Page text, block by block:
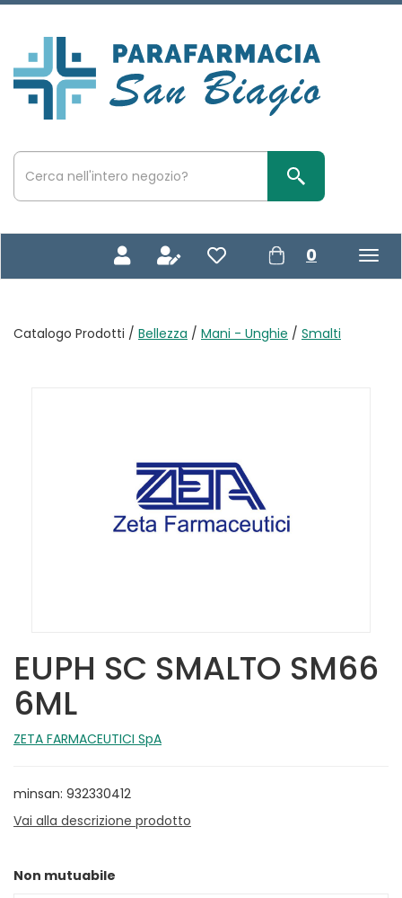
Passa
principale
San
Biagio
Cerca
Prodotto
Cerca Prodotto
0 prodotti
inseriti
Catalogo Prodotti / Bellezza / Mani - Unghie / Smalti
EUPH SC SMALTO SM66
6ML
ZETA FARMACEUTICI SpA
minsan: 932330412
Vai alla descrizione prodotto
Non mutuabile